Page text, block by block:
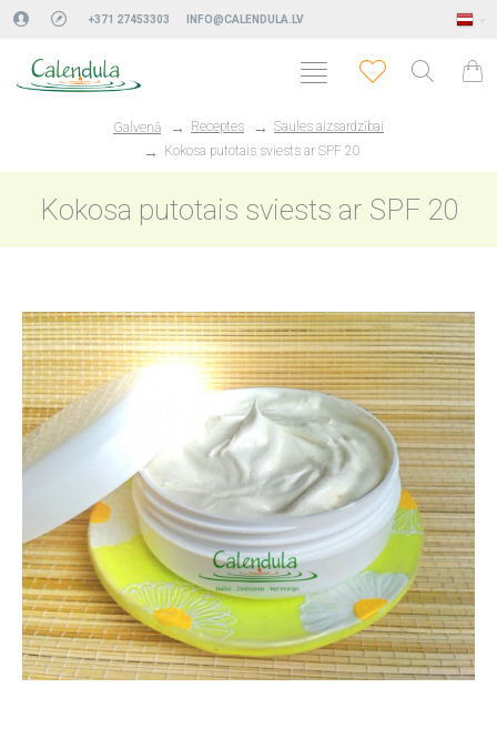
+371 27453303 INFO@CALENDULA.LV
Galvenā Receptes
Saules aizsardzībai
Kokosa putotais sviests ar SPF 20
Kokosa putotais sviests ar SPF 20